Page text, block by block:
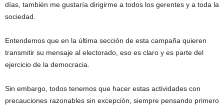
días, también me gustaría dirigirme a todos los gerentes y a toda la
sociedad.
Entendemos que en la última sección de esta campaña quieren
transmitir su mensaje al electorado, eso es claro y es parte del
ejercicio de la democracia.
Sin embargo, todos tenemos que hacer estas actividades con
precauciones razonables sin excepción, siempre pensando primero